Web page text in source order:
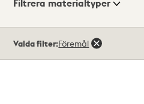
Visningsläge
Filtrera materialtyper
träffar
Valda filter:Föremål